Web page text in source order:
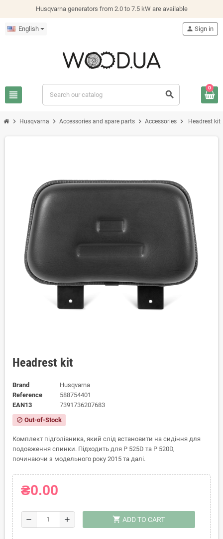
Husqvarna generators from 2.0 to 7.5 kW are available
English
view_headline search
person Sign in
0
chevron_right Husqvarna chevron_right Accessories and spare parts chevron_right Accessories chevron_right Headrest kit
Headrest kit
Brand
Husqvarna
Reference
588754401
EAN13
7391736207683
block Out-of-Stock
Комплект підголівника, який слід встановити на сидіння для
подовження спинки. Підходить для P 525D та P 520D,
починаючи з модельного року 2015 та далі.
₴0.00
remove add shopping_cart ADD TO CART